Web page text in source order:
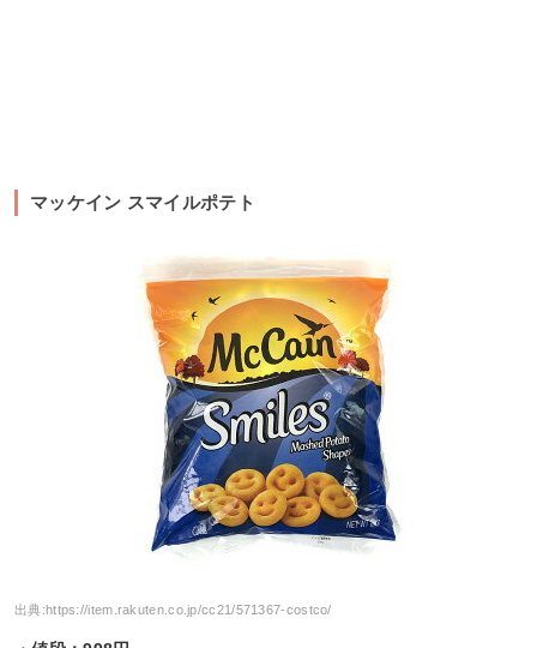
マッケイン スマイルポテト
出典: https://item.rakuten.co.jp/cc21/571367-costco/